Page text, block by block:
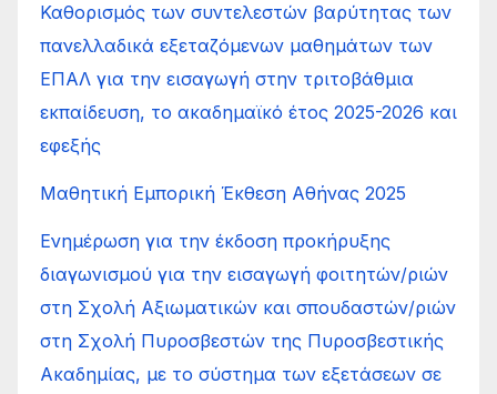
Καθορισμός των συντελεστών βαρύτητας των
πανελλαδικά εξεταζόμενων μαθημάτων των
ΕΠΑΛ για την εισαγωγή στην τριτοβάθμια
εκπαίδευση, το ακαδημαϊκό έτος 2025-2026 και
εφεξής
Μαθητική Εμπορική Έκθεση Αθήνας 2025
Ενημέρωση για την έκδοση προκήρυξης
διαγωνισμού για την εισαγωγή φοιτητών/ριών
στη Σχολή Αξιωματικών και σπουδαστών/ριών
στη Σχολή Πυροσβεστών της Πυροσβεστικής
Ακαδημίας, με το σύστημα των εξετάσεων σε